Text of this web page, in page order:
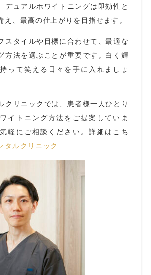
デュアルホワイトニングは即効性と
え、最高の仕上がりを目指せます。
スタイルや目標に合わせて、最適な
方法を選ぶことが重要です。白く輝
って笑える日々を手に入れましょ
クリニックでは、患者様一人ひとり
イトニング方法をご提案していま
軽にご相談ください。詳細はこち
タルクリニック